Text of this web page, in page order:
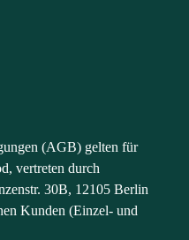
(AGB) gelten für
vertreten durch
30B, 12105 Berlin
Kunden (Einzel- und